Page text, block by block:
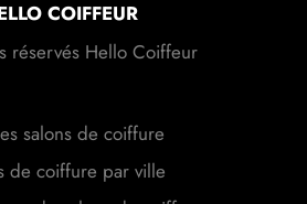
réservés Hello Coiffeur
salons de coiffure
de coiffure par ville
de salons de coiffure